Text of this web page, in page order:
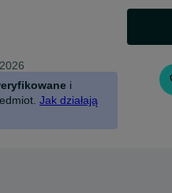
i
Jak działają